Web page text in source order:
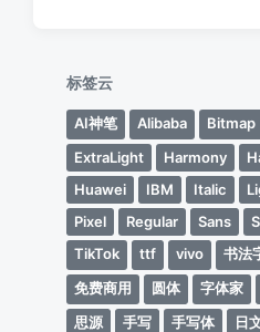
标签云
AI神笔 Alibaba Bitmap
ExtraLight
Harmony
Huawei
IBM Italic
Pixel
Regular Sans
TikTok
ttf vivo 书法
免费商用
圆体 字体家
思源
手写 手写体 日